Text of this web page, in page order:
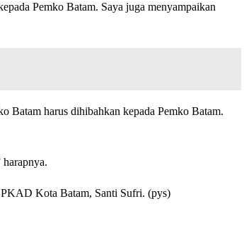
Pemko Batam. Saya juga menyampaikan
Batam harus dihibahkan kepada Pemko Batam.
Kota Batam, Santi Sufri. (pys)